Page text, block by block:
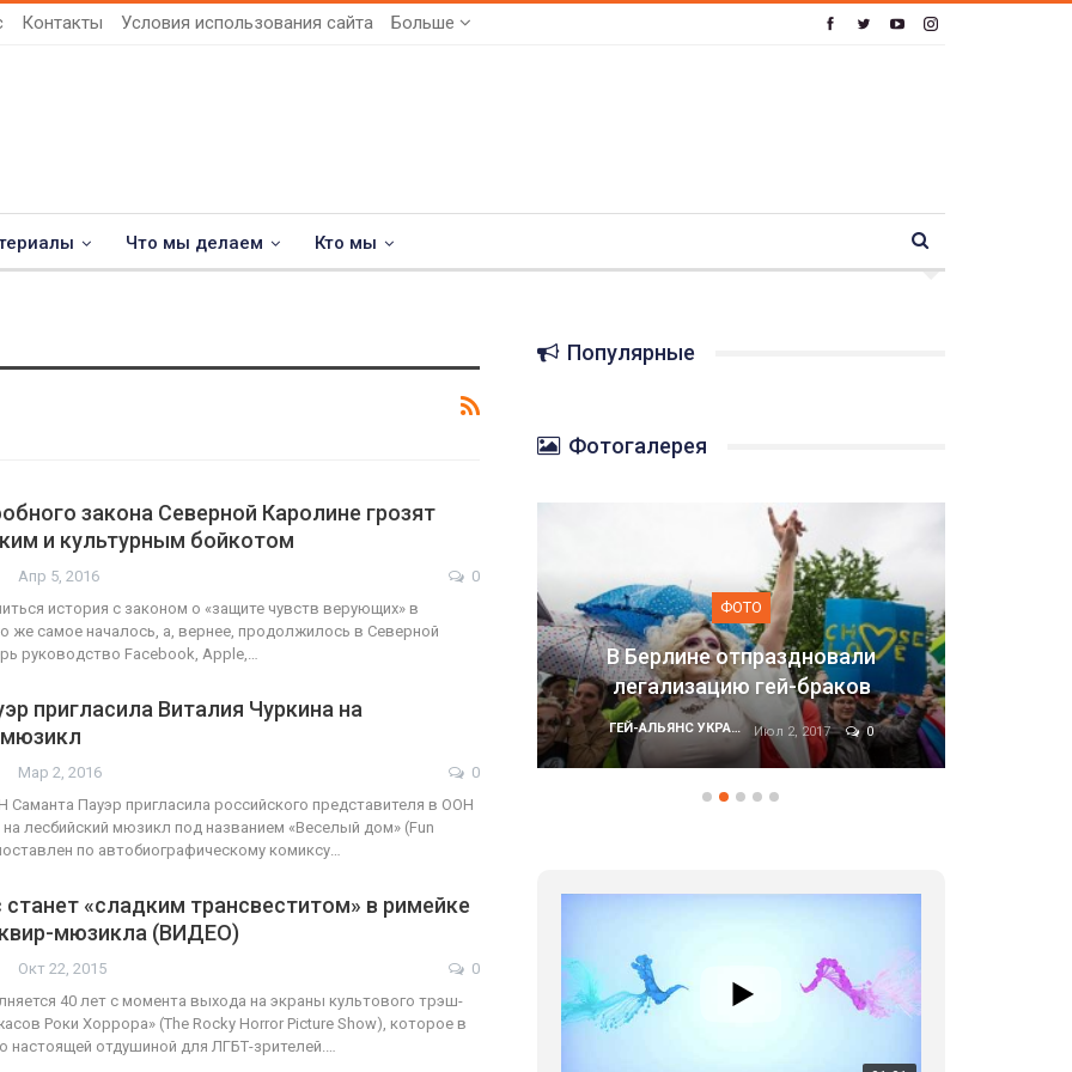
Контакты Условия использования сайта Больше
Что мы делаем Кто мы
закона Северной Каролине грозят
и культурным бойкотом
Апр 5, 2016
0
история с законом о «защите чувств верующих» в
же самое началось, а, вернее, продолжилось в Северной
руководство Facebook, Apple,…
пригласила Виталия Чуркина на
Мар 2, 2016
0
Пауэр пригласила российского представителя в ООН
на лесбийский мюзикл под названием «Веселый дом» (Fun
по автобиографическому комиксу…
«сладким трансвеститом» в римейке
мюзикла (ВИДЕО)
Окт 22, 2015
0
40 лет с момента выхода на экраны культового трэш-
Роки Хоррора» (The Rocky Horror Picture Show), которое в
настоящей отдушиной для ЛГБТ-зрителей.…
Популярные
Фотогалерея
ФОТО
ФОТО
В Берлине отпраздновали
легализацию гей-браков
Июл 2, 2017 0
ФОТО
Марш равенства в Киеве,
01:01
підрозділи ГАУ є в 16 областях України.
Разом наш голос лунає гучніше!